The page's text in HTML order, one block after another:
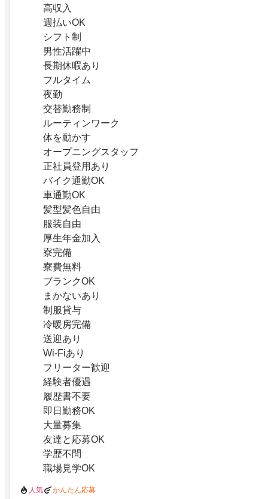
高収入
週払いOK
シフト制
男性活躍中
長期休暇あり
フルタイム
夜勤
交替勤務制
ルーティンワーク
体を動かす
オープニングスタッフ
正社員登用あり
バイク通勤OK
車通勤OK
髪型髪色自由
服装自由
厚生年金加入
寮完備
寮費無料
ブランクOK
まかないあり
制服貸与
冷暖房完備
送迎あり
Wi-Fiあり
フリーター歓迎
経験者優遇
履歴書不要
即日勤務OK
大量募集
友達と応募OK
学歴不問
職場見学OK
人気 かんたん応募